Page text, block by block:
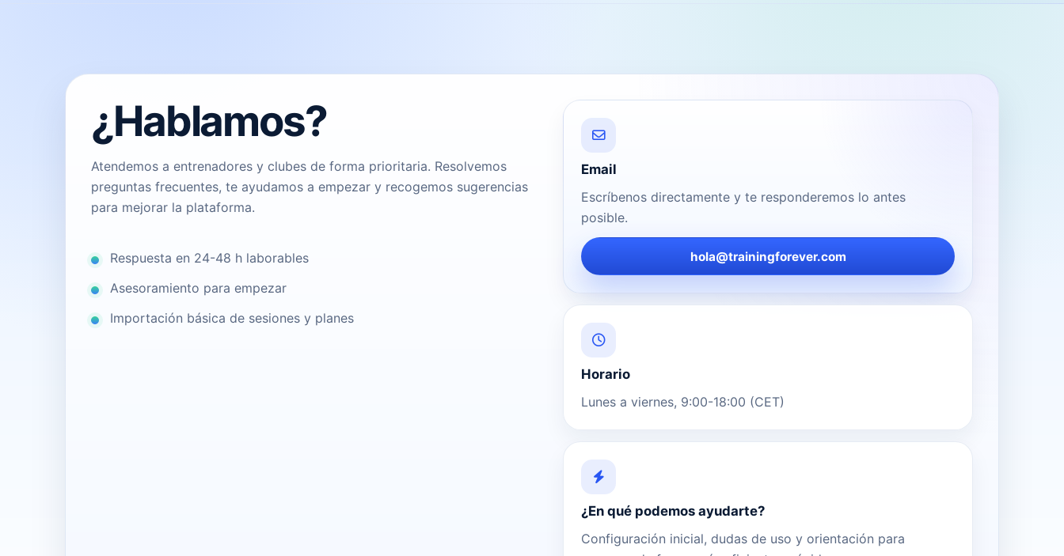
¿Hablamos?
Atendemos a entrenadores y clubes de forma prioritaria. Resolvemos
preguntas frecuentes, te ayudamos a empezar y recogemos sugerencias
para mejorar la plataforma.
Respuesta en 24-48 h laborables
Asesoramiento para empezar
Importación básica de sesiones y planes
Email
Escríbenos directamente y te responderemos lo antes
posible.
hola@trainingforever.com
Horario
Lunes a viernes, 9:00-18:00 (CET)
¿En qué podemos ayudarte?
Configuración inicial, dudas de uso y orientación para